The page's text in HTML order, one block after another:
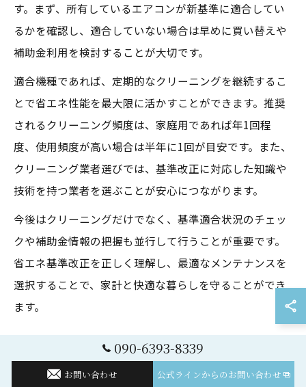
す。まず、所有しているエアコンが新基準に適合してい
るかを確認し、適合していない場合は早めに買い替えや
補助金利用を検討することが大切です。
適合機種であれば、定期的なクリーニングを継続するこ
とで省エネ性能を最大限に活かすことができます。推奨
されるクリーニング頻度は、家庭用であれば年1回程
度、使用頻度が高い場合は半年に1回が目安です。また、
クリーニング業者選びでは、基準改正に対応した知識や
技術を持つ業者を選ぶことが安心につながります。
今後はクリーニングだけでなく、基準適合状況のチェッ
クや補助金情報の把握も並行して行うことが重要です。
省エネ基準改正を正しく理解し、最適なメンテナンスを
選択することで、家計と快適な暮らしを守ることができ
ます。
090-6393-8339
お問い合わせ 公式ラインからのお問い合わせ